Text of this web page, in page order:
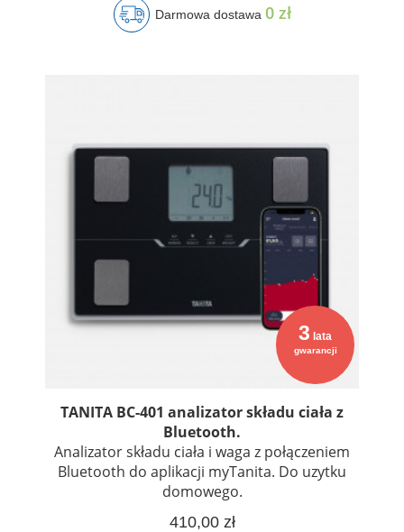
Darmowa dostawa 0 zł
3 lata
gwarancji
TANITA BC-401 analizator składu ciała z
Bluetooth.
Analizator składu ciała i waga z połączeniem
Bluetooth do aplikacji myTanita. Do uzytku
domowego.
410,00 zł